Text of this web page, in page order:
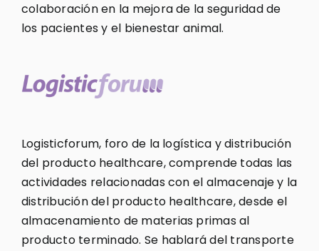
colaboración en la mejora de la seguridad de
los pacientes y el bienestar animal.
Logisticforum, foro de la logística y distribución
del producto healthcare, comprende todas las
actividades relacionadas con el almacenaje y la
distribución del producto healthcare, desde el
almacenamiento de materias primas al
producto terminado. Se hablará del transporte